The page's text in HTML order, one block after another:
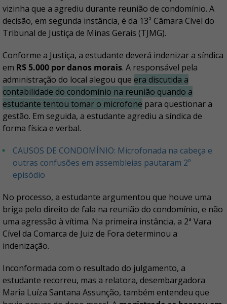
vizinha que a agrediu durante reunião de condomínio. A
decisão, em segunda instância, é da 13ª Câmara Cível do
Tribunal de Justiça de Minas Gerais (TJMG).
Conforme a Justiça, a estudante deverá indenizar a síndica
em R$ 5.000 por danos morais. A responsável pela
administração do local alegou que era discutida a
contabilidade do condomínio na reunião quando a
estudante tentou tomar o microfone para questionar a
gestão. Em seguida, a estudante agrediu a síndica de
forma física e verbal.
CAUSOS DE CONDOMÍNIO: Microfonada na cabeça e
outras confusões em assembleias pautaram 2º
episódio
No processo, a estudante argumentou que houve uma
briga pelo direito de fala na reunião do condomínio, e não
uma agressão à vítima. Na primeira instância, a 2ª Vara
Cível da Comarca de Juiz de Fora determinou a
indenização.
Inconformada com o resultado do julgamento, a
estudante recorreu, mas a relatora, desembargadora
Maria Luíza Santana Assunção, também entendeu que